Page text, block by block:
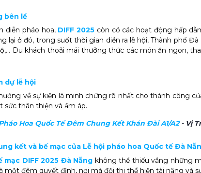
bên lề
diễn pháo hoa, DIFF 2025 còn có các hoạt động hấp
lại ở đó, trong suốt thời gian diễn ra lễ hội, Thành phố
Du khách thoải mái thưởng thức các món ăn ngon,
dự lễ hội
về sự kiện là minh chứng rõ nhất cho thành công
sức thân thiện và ấm áp.
Hoa Quốc Tế Đêm Chung Kết Khán Đài A1/A2 - Vị
kết và bế mạc của Lễ hội pháo hoa Quốc tế Đà
DIFF 2025 Đà Nẵng không thể thiếu vắng những
một đêm quyết định, nơi mà đội thi thể hiện tài năng và